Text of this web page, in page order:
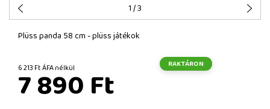
1/ 3
Plüss panda 58 cm - plüss játékok
6 213 Ft ÁFA nélkül RAKTÁRON
7 890 Ft